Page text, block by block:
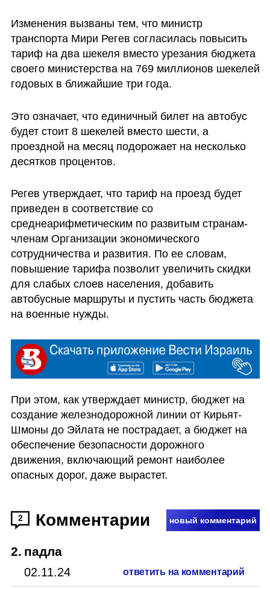
Изменения вызваны тем, что министр
транспорта Мири Регев согласилась повысить
тариф на два шекеля вместо урезания бюджета
своего министерства на 769 миллионов шекелей
годовых в ближайшие три года.
Это означает, что единичный билет на автобус
будет стоит 8 шекелей вместо шести, а
проездной на месяц подорожает на несколько
десятков процентов.
Регев утверждает, что тариф на проезд будет
приведен в соответствие со
среднеарифметическим по развитым странам-
членам Организации экономического
сотрудничества и развития. По ее словам,
повышение тарифа позволит увеличить скидки
для слабых слоев населения, добавить
автобусные маршруты и пустить часть бюджета
на военные нужды.
При этом, как утверждает министр, бюджет на
создание железнодорожной линии от Кирьят-
Шмоны до Эйлата не пострадает, а бюджет на
обеспечение безопасности дорожного
движения, включающий ремонт наиболее
опасных дорог, даже вырастет.
2 Комментарии новый комментарий
2. падла
02.11.24 ответить на комментарий